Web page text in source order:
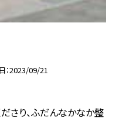
2023/09/21
さり、ふだんなかなか整